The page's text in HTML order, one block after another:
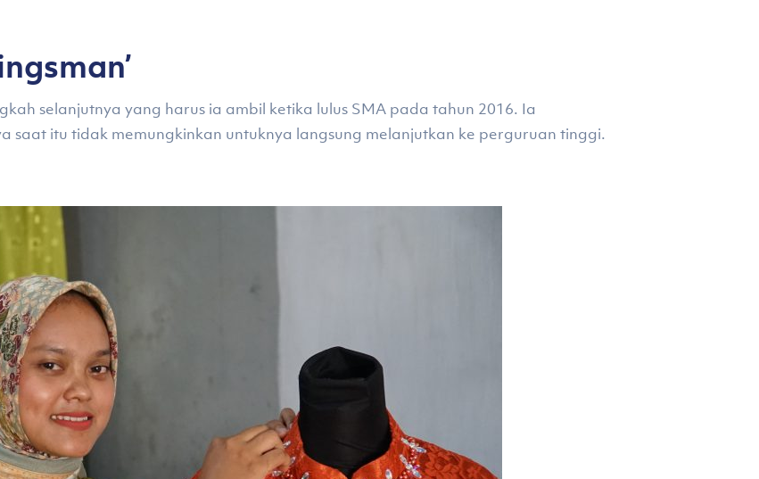
selanjutnya yang harus ia ambil ketika lulus SMA pada tahun 2016. Ia
saat itu tidak memungkinkan untuknya langsung melanjutkan ke perguruan tinggi.